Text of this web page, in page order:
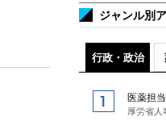
ジャンル別
行政・政治
医薬担
厚労省人